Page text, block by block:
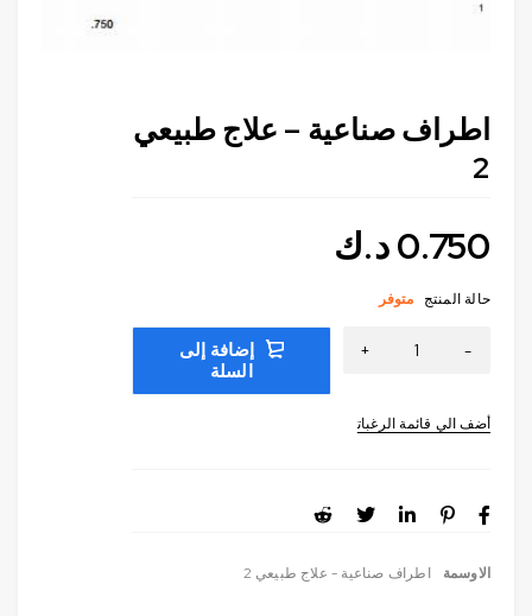
اطراف صناعية – علاج طبيعي
2
0.750د.ك
حالة المنتج متوفر
إضافة إلى
السلة
الاوسمة اطراف صناعية - علاج طبيعي 2